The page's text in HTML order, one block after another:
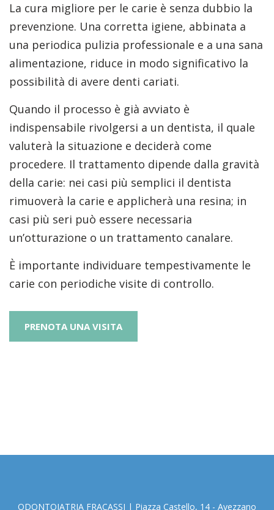
La cura migliore per le carie è senza dubbio la
prevenzione. Una corretta igiene, abbinata a
una periodica pulizia professionale e a una sana
alimentazione, riduce in modo significativo la
possibilità di avere denti cariati.
Quando il processo è già avviato è
indispensabile rivolgersi a un dentista, il quale
valuterà la situazione e deciderà come
procedere. Il trattamento dipende dalla gravità
della carie: nei casi più semplici il dentista
rimuoverà la carie e applicherà una resina; in
casi più seri può essere necessaria
un’otturazione o un trattamento canalare.
È importante individuare tempestivamente le
carie con periodiche visite di controllo.
PRENOTA UNA VISITA
ODONTOIATRIA FRACASSI | Piazza Castello, 14 - Avezzano